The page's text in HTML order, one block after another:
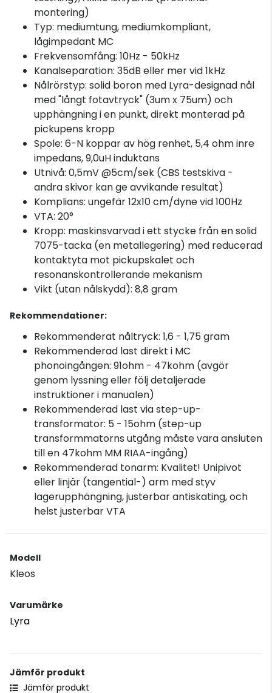
montering)
Typ: mediumtung, mediumkompliant,
lågimpedant MC
Frekvensomfång: 10Hz - 50kHz
Kanalseparation: 35dB eller mer vid 1kHz
Nålrörstyp: solid boron med Lyra-designad nål
med "långt fotavtryck" (3um x 75um) och
upphängning i en punkt, direkt monterad på
pickupens kropp
Spole: 6-N koppar av hög renhet, 5,4 ohm inre
impedans, 9,0uH induktans
Utnivå: 0,5mV @5cm/sek (CBS testskiva -
andra skivor kan ge avvikande resultat)
Komplians: ungefär 12x10 cm/dyne vid 100Hz
VTA: 20°
Kropp: maskinsvarvad i ett stycke från en solid
7075-tacka (en metallegering) med reducerad
kontaktyta mot pickupskalet och
resonanskontrollerande mekanism
Vikt (utan nålskydd): 8,8 gram
Rekommendationer:
Rekommenderat nåltryck: 1,6 - 1,75 gram
Rekommenderad last direkt i MC
phonoingången: 91ohm - 47kohm (avgör
genom lyssning eller följ detaljerade
instruktioner i manualen)
Rekommenderad last via step-up-
transformator: 5 - 15ohm (step-up
transformmatorns utgång måste vara ansluten
till en 47kohm MM RIAA-ingång)
Rekommenderad tonarm: Kvalitet! Unipivot
eller linjär (tangential-) arm med styv
lagerupphängning, justerbar antiskating, och
helst justerbar VTA
Modell
Kleos
Varumärke
Lyra
Jämför produkt
Jämför produkt